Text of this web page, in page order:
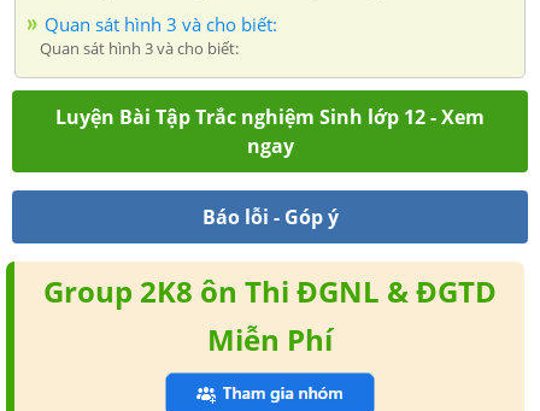
Quan sát hình 3 và cho biết:
Quan sát hình 3 và cho biết:
Luyện Bài Tập Trắc nghiệm Sinh lớp 12 - Xem
ngay
Báo lỗi - Góp ý
Group 2K8 ôn Thi ĐGNL & ĐGTD
Miễn Phí